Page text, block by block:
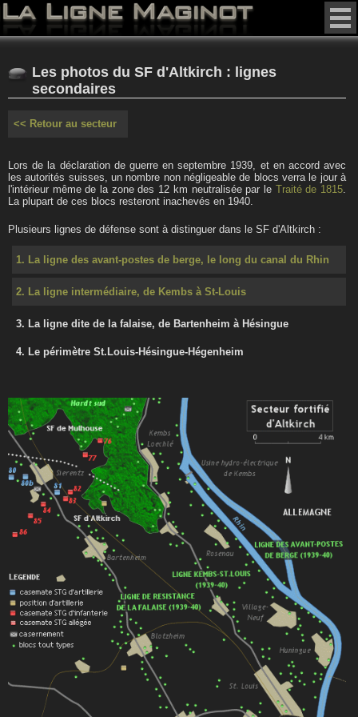
Les photos du SF d'Altkirch : lignes
secondaires
<< Retour au secteur
Lors de la déclaration de guerre en septembre 1939, et en accord avec
les autorités suisses, un nombre non négligeable de blocs verra le jour à
l'intérieur même de la zone des 12 km neutralisée par le Traité de 1815
La plupart de ces blocs resteront inachevés en 1940.
Plusieurs lignes de défense sont à distinguer dans le SF d'Altkirch :
1. La ligne des avant-postes de berge, le long du canal du Rhin
2. La ligne intermédiaire, de Kembs à St-Louis
3. La ligne dite de la falaise, de Bartenheim à Hésingue
4. Le périmètre St.Louis-Hésingue-Hégenheim